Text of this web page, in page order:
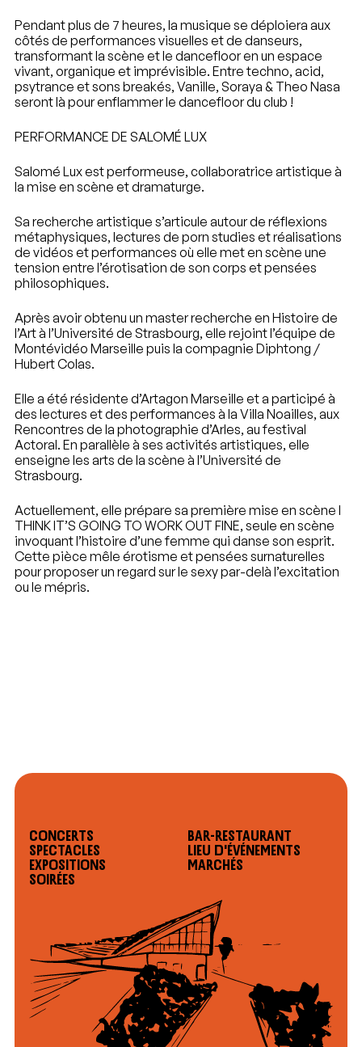
Pendant plus de 7 heures, la musique se déploiera aux
côtés de performances visuelles et de danseurs,
transformant la scène et le dancefloor en un espace
vivant, organique et imprévisible. Entre techno, acid,
psytrance et sons breakés, Vanille, Soraya & Theo Nasa
seront là pour enflammer le dancefloor du club !
PERFORMANCE DE SALOMÉ LUX
Salomé Lux est performeuse, collaboratrice artistique à
la mise en scène et dramaturge.
Sa recherche artistique s’articule autour de réflexions
métaphysiques, lectures de porn studies et réalisations
de vidéos et performances où elle met en scène une
tension entre l’érotisation de son corps et pensées
philosophiques.
Après avoir obtenu un master recherche en Histoire de
l’Art à l’Université de Strasbourg, elle rejoint l’équipe de
Montévidéo Marseille puis la compagnie Diphtong /
Hubert Colas.
Elle a été résidente d’Artagon Marseille et a participé à
des lectures et des performances à la Villa Noailles, aux
Rencontres de la photographie d’Arles, au festival
Actoral. En parallèle à ses activités artistiques, elle
enseigne les arts de la scène à l’Université de
Strasbourg.
Actuellement, elle prépare sa première mise en scène I
THINK IT’S GOING TO WORK OUT FINE, seule en scène
invoquant l’histoire d’une femme qui danse son esprit.
Cette pièce mêle érotisme et pensées surnaturelles
pour proposer un regard sur le sexy par-delà l’excitation
ou le mépris.
Concerts
Spectacles
Expositions
Soirées
Bar-restaurant
Lieu d'événements
Marchés